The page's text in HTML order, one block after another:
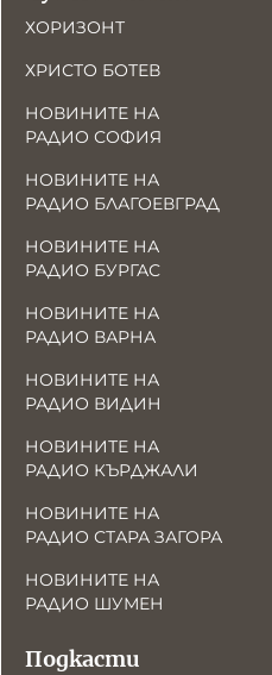
ХОРИЗОНТ
ХРИСТО БОТЕВ
НОВИНИТЕ НА
РАДИО СОФИЯ
НОВИНИТЕ НА
РАДИО БЛАГОЕВГРАД
НОВИНИТЕ НА
РАДИО БУРГАС
НОВИНИТЕ НА
РАДИО ВАРНА
НОВИНИТЕ НА
РАДИО ВИДИН
НОВИНИТЕ НА
РАДИО КЪРДЖАЛИ
НОВИНИТЕ НА
РАДИО СТАРА ЗАГОРА
НОВИНИТЕ НА
РАДИО ШУМЕН
Подкасти